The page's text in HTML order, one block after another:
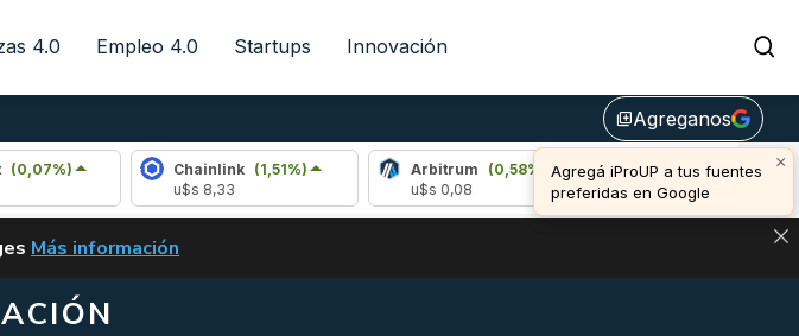
4.0 Empleo 4.0 Startups Innovación
library_addAgreganos
×
Agregá iProUP a tus fuentes
preferidas en Google
Chainlink (1,51%)
u$s 8,33
Arbitrum (0,58%)
u$s 0,08
Bitcoin
(-0,07%)
u$s 64.950,00
CLARITY ACT EN ARGENTINA: IMPACTO EN BITCOIN, DÓLAR CRIPTO Y EXCHANGES
Más información